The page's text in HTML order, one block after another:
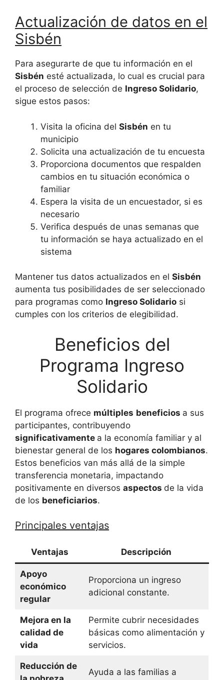
Actualización de datos en el
Sisbén
Para asegurarte de que tu información en el
Sisbén esté actualizada, lo cual es crucial para
el proceso de selección de Ingreso Solidario,
sigue estos pasos:
Visita la oficina del Sisbén en tu
municipio
Solicita una actualización de tu encuesta
Proporciona documentos que respalden
cambios en tu situación económica o
familiar
Espera la visita de un encuestador, si es
necesario
Verifica después de unas semanas que
tu información se haya actualizado en el
sistema
Mantener tus datos actualizados en el Sisbén
aumenta tus posibilidades de ser seleccionado
para programas como Ingreso Solidario si
cumples con los criterios de elegibilidad.
Beneficios del
Programa Ingreso
Solidario
El programa ofrece múltiples beneficios a sus
participantes, contribuyendo
significativamente a la economía familiar y al
bienestar general de los hogares colombianos.
Estos beneficios van más allá de la simple
transferencia monetaria, impactando
positivamente en diversos aspectos de la vida
de los beneficiarios.
Principales ventajas
Ventajas Descripción
Apoyo
económico
regular
Proporciona un ingreso
adicional constante.
Mejora en la
calidad de
vida
Permite cubrir necesidades
básicas como alimentación y
servicios.
Reducción de
Ayuda a las familias a